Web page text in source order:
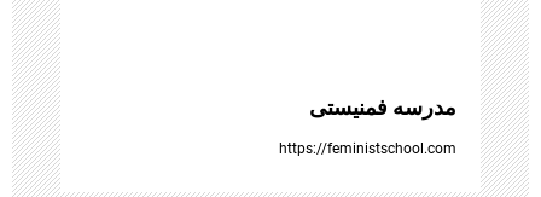
ه
ا
مدرسه فمنیستی
https://feministschool.com